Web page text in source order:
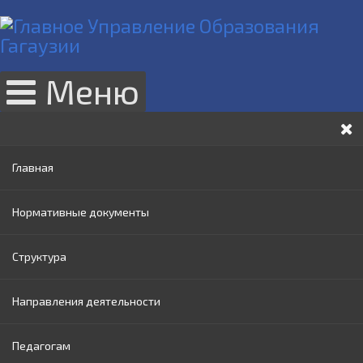
Меню
Главная
Нормативные документы
Законы РМ
Нормативные акты Правительства РМ
Нормативные документы МОИ
Структура
Руководство
Административный совет
Направления деятельности
Раннее образование
Педагогам